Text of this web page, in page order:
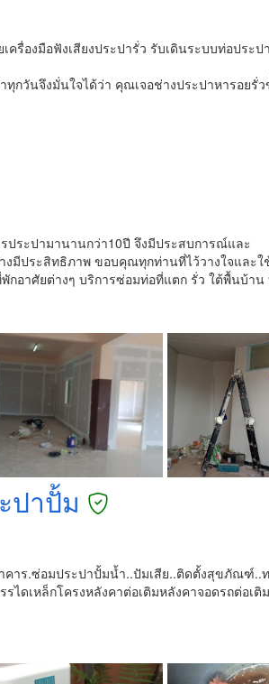
รื่องมือฟังเสียงประปารั่ว รับเดินระบบท่อปร
กวันจึงมั่นใจได้ว่า คุณเจอช่างประปาหารอยรั่
ประปามานานกว่า10ปี จึงมีประสบการณ์และ
มีประสิทธิภาพ ขอบคุณทุกท่านที่ไว้วางใจและใ
กอาศัยต่างๆ บริการซ่อมท่อที่แตก รั่ว ใต้พื้นบ้า
ปาปั้ม
าร.ซ่อมประปาปั้มน้ำ..ปัมเสีย..ติดตั้งสุขภัณฑ์..
รไดเหล็กโครงหลังคาต่อเติมหลังคาจอดรถต่อเ